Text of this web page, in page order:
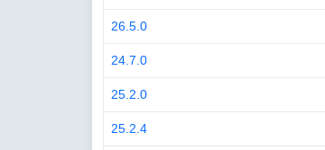
26.5.0
24.7.0
25.2.0
25.2.4